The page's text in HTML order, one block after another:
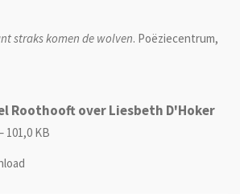
straks komen de wolven. Poëziecentrum,
Roothooft over Liesbeth D'Hoker
101,0 KB